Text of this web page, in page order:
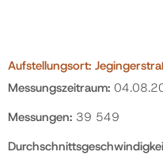
Aufstellungsort:
Messungszeitraum:
Messungen: 39 549